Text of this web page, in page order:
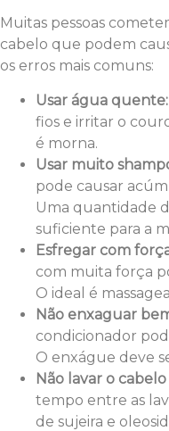
Muitas pessoas
cabelo que podem
os erros mais comuns:
Usar água quente:
fios e irritar o
é morna.
Usar muito
pode causar
Uma quantidade
suficiente para a
Esfregar com
com muita força
O ideal é
Não enxaguar
condicionador
O enxágue deve
Não lavar o
tempo entre as
de sujeira e